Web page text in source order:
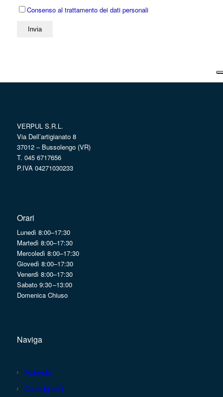
Consenso al trattamento dei dati personali
VERPUL S.R.L.
Via Dell’artigianato 8
37012 – Bussolengo (VR)
T. 045 6717656
P.IVA 04271030233
Orari
Lunedì 8:00–17:30
Martedì 8:00–17:30
Mercoledì 8:00–17:30
Giovedì 8:00–17:30
Venerdì 8:00–17:30
Sabato 9:30 –13:00
Domenica Chiuso
Naviga
Azienda
Consilgi utili